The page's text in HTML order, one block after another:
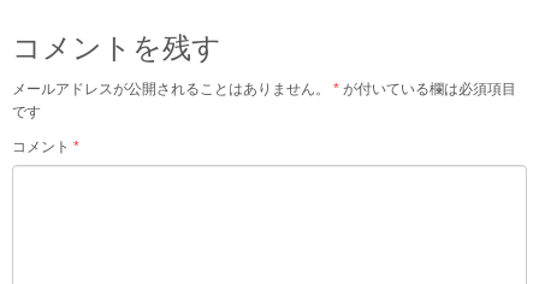
コメントを残す
メールアドレスが公開されることはありません。 * が付いている欄は必須項目
です
コメント *